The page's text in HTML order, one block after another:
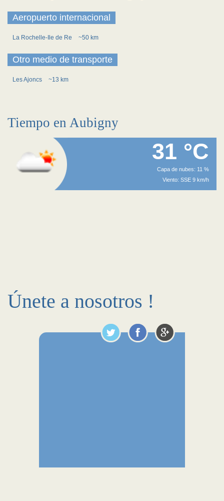
Aeropuerto internacional
La Rochelle-Ile de Re ~50 km
Otro medio de transporte
Les Ajoncs ~13 km
Tiempo en Aubigny
31 °C
Capa de nubes: 11 %
Viento: SSE 9 km/h
Únete a nosotros !